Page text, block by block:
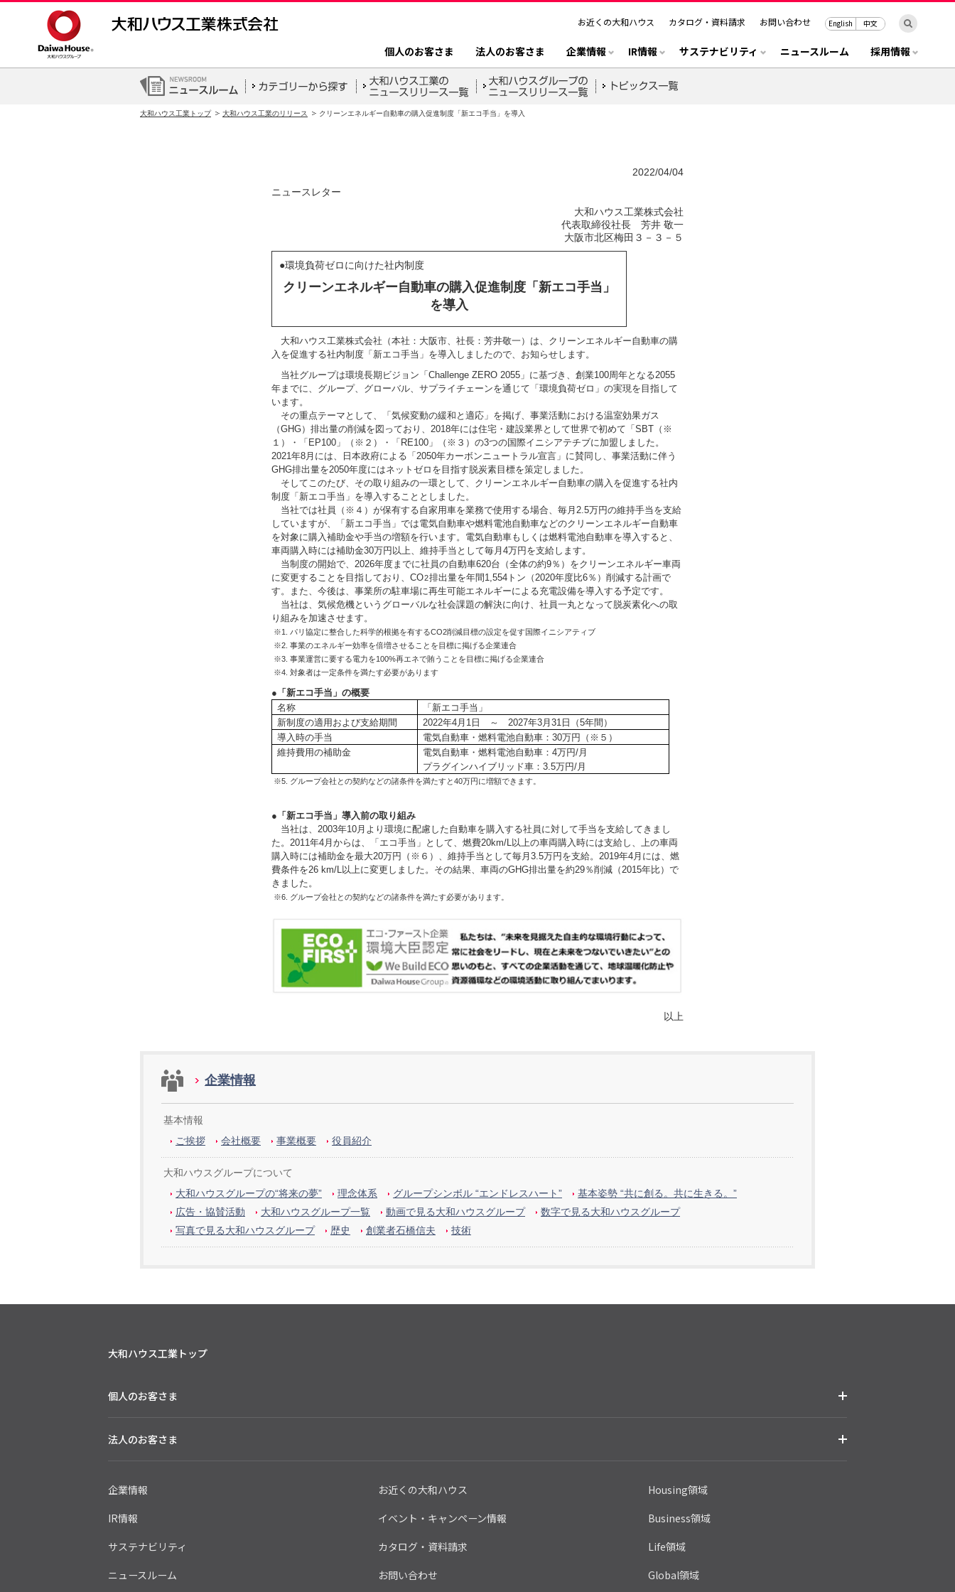
お近くの大和ハウス カタログ・資料請求 お問い合わせ English 中文
個人のお客さま 法人のお客さま 企業情報 IR情報 サステナビリティ ニュースルーム 採用情報
大和ハウス工業トップ 大和ハウス工業のリリース クリーンエネルギー自動車の購入促進制度「新エコ手当」を導入
2022/04/04
ニュースレター
大和ハウス工業株式会社
代表取締役社長 芳井 敬一
大阪市北区梅田３－３－５
●環境負荷ゼロに向けた社内制度
クリーンエネルギー自動車の購入促進制度「新エコ手当」
を導入
大和ハウス工業株式会社（本社：大阪市、社長：芳井敬一）は、クリーンエネルギー自動車の購
入を促進する社内制度「新エコ手当」を導入しましたので、お知らせします。
当社グループは環境長期ビジョン「Challenge ZERO 2055」に基づき、創業100周年となる2055
年までに、グループ、グローバル、サプライチェーンを通じて「環境負荷ゼロ」の実現を目指して
います。
その重点テーマとして、「気候変動の緩和と適応」を掲げ、事業活動における温室効果ガス
（GHG）排出量の削減を図っており、2018年には住宅・建設業界として世界で初めて「SBT（※
１）・「EP100」（※２）・「RE100」（※３）の3つの国際イニシアテチブに加盟しました。
2021年8月には、日本政府による「2050年カーボンニュートラル宣言」に賛同し、事業活動に伴う
GHG排出量を2050年度にはネットゼロを目指す脱炭素目標を策定しました。
そしてこのたび、その取り組みの一環として、クリーンエネルギー自動車の購入を促進する社内
制度「新エコ手当」を導入することとしました。
当社では社員（※４）が保有する自家用車を業務で使用する場合、毎月2.5万円の維持手当を支給
していますが、「新エコ手当」では電気自動車や燃料電池自動車などのクリーンエネルギー自動車
を対象に購入補助金や手当の増額を行います。電気自動車もしくは燃料電池自動車を導入すると、
車両購入時には補助金30万円以上、維持手当として毎月4万円を支給します。
当制度の開始で、2026年度までに社員の自動車620台（全体の約9％）をクリーンエネルギー車両
に変更することを目指しており、CO2排出量を年間1,554トン（2020年度比6％）削減する計画で
す。また、今後は、事業所の駐車場に再生可能エネルギーによる充電設備を導入する予定です。
当社は、気候危機というグローバルな社会課題の解決に向け、社員一丸となって脱炭素化への取
り組みを加速させます。
※1. パリ協定に整合した科学的根拠を有するCO2削減目標の設定を促す国際イニシアティブ
※2. 事業のエネルギー効率を倍増させることを目標に掲げる企業連合
※3. 事業運営に要する電力を100%再エネで賄うことを目標に掲げる企業連合
※4. 対象者は一定条件を満たす必要があります
●「新エコ手当」の概要
名称
「新エコ手当」
新制度の適用および支給期間
2022年4月1日 ～ 2027年3月31日（5年間）
導入時の手当
電気自動車・燃料電池自動車：30万円（※５）
維持費用の補助金
電気自動車・燃料電池自動車：4万円/月
プラグインハイブリッド車：3.5万円/月
※5. グループ会社との契約などの諸条件を満たすと40万円に増額できます。
●「新エコ手当」導入前の取り組み
当社は、2003年10月より環境に配慮した自動車を購入する社員に対して手当を支給してきまし
た。2011年4月からは、「エコ手当」として、燃費20km/L以上の車両購入時には支給し、上の車両
購入時には補助金を最大20万円（※６）、維持手当として毎月3.5万円を支給。2019年4月には、燃
費条件を26 km/L以上に変更しました。その結果、車両のGHG排出量を約29％削減（2015年比）で
きました。
※6. グループ会社との契約などの諸条件を満たす必要があります。
以上
企業情報
基本情報
ご挨拶
会社概要 事業概要 役員紹介
大和ハウスグループについて
大和ハウスグループの“将来の夢”
理念体系 グループシンボル “エンドレスハート”
基本姿勢 “共に創る。共に生きる。”
広告・協賛活動
大和ハウスグループ一覧 動画で見る大和ハウスグループ
数字で見る大和ハウスグループ
写真で見る大和ハウスグループ
歴史 創業者石橋信夫 技術
大和ハウス工業トップ
個人のお客さま
法人のお客さま
企業情報
IR情報
サステナビリティ
ニュースルーム
お近くの大和ハウス
イベント・キャンペーン情報
カタログ・資料請求
お問い合わせ
Housing領域
Business領域
Life領域
Global領域